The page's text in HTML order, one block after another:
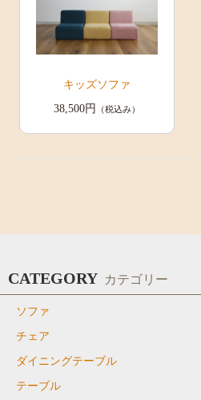
キッズソファ
38,500円
（税込み）
CATEGORY カテゴリー
ソファ
チェア
ダイニングテーブル
テーブル